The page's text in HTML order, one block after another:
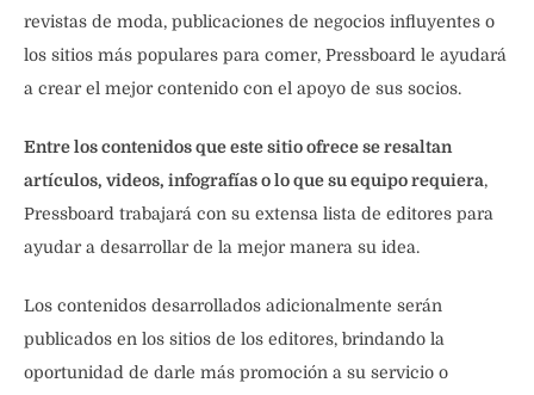
revistas de moda, publicaciones de negocios influyentes o
los sitios más populares para comer, Pressboard le ayudará
a crear el mejor contenido con el apoyo de sus socios.
Entre los contenidos que este sitio ofrece se resaltan
artículos, videos, infografías o lo que su equipo requiera,
Pressboard trabajará con su extensa lista de editores para
ayudar a desarrollar de la mejor manera su idea.
Los contenidos desarrollados adicionalmente serán
publicados en los sitios de los editores, brindando la
oportunidad de darle más promoción a su servicio o